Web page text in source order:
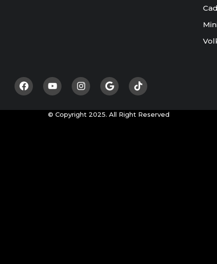
© Copyright 2025. All Right Reserved